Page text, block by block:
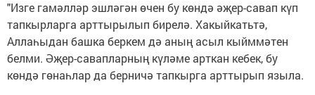
"Изге гамәлләр эшләгән өчен бу көндә әҗер-савап күп
тапкырларга арттырылып бирелә. Хакыйкатьтә,
Аллаһыдан башка беркем дә аның асыл кыйммәтен
белми. Әҗер-савапларның күләме арткан кебек, бу
көндә гөнаһлар да берничә тапкырга арттырып языла.